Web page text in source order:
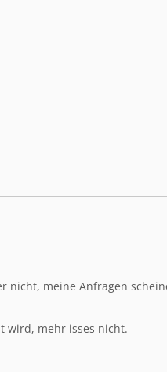
nicht, meine Anfragen
wird, mehr isses nicht.